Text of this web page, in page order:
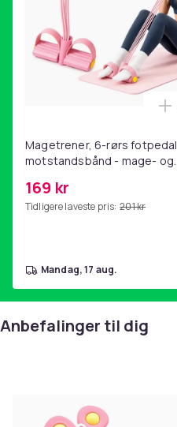
Magetrener, 6-rørs fotpedal
motstandsbånd - mage- og
hjemmegymnastikk Pink
169 kr
Tidligere laveste pris: 201 kr
mandag, 17 aug.
Anbefalinger til dig